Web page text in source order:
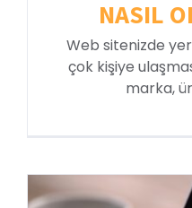
NASIL
Web sitenizde
çok kişiye
marka,